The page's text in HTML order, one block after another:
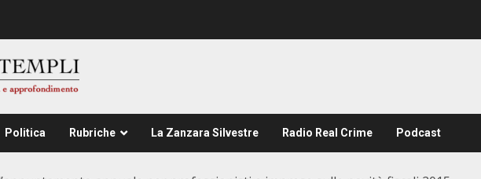
Politica Rubriche La Zanzara Silvestre Radio Real Crime Podcast